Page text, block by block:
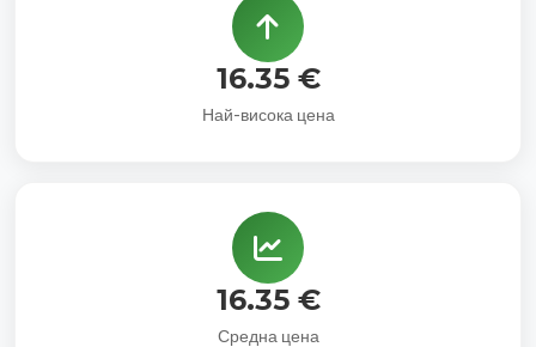
16.35 €
Най-висока цена
16.35 €
Средна цена